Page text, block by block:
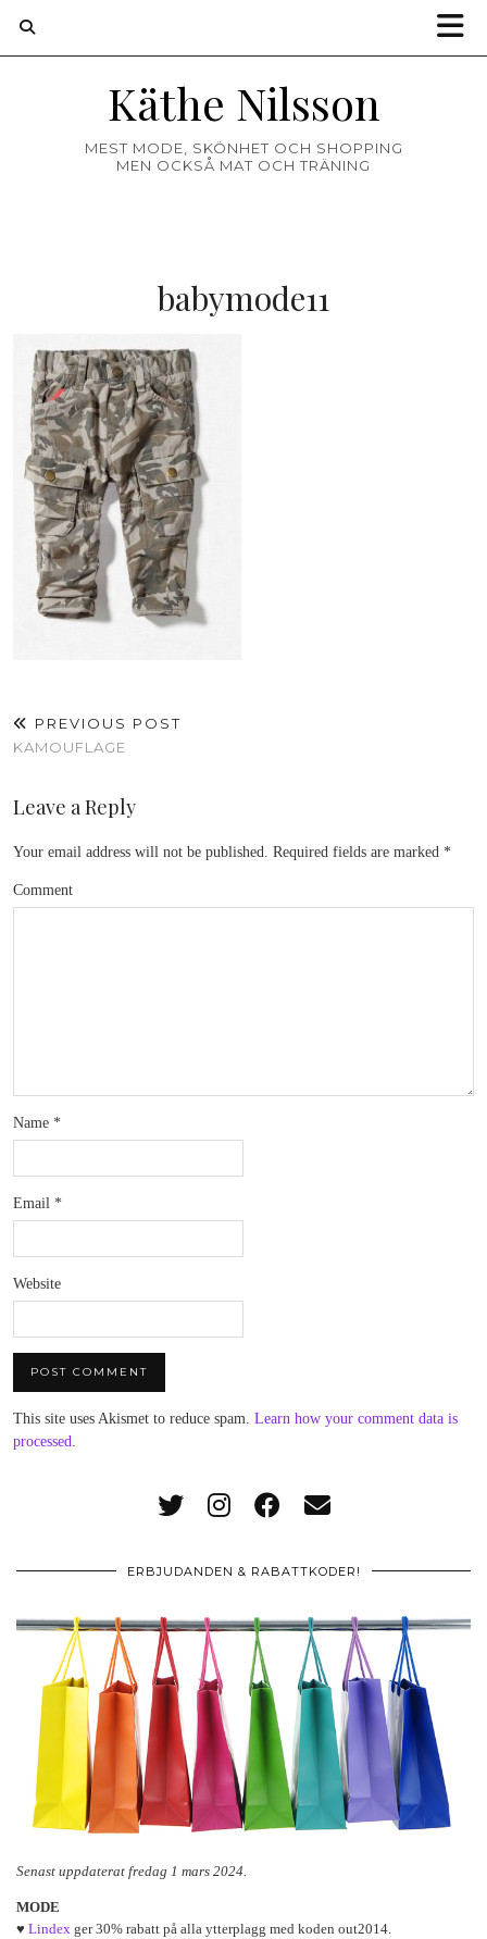
Käthe Nilsson
MEST MODE, SKÖNHET OCH SHOPPING
MEN OCKSÅ MAT OCH TRÄNING
babymode11
PREVIOUS POST
KAMOUFLAGE
Leave a Reply
Your email address will not be published. Required fields are marked *
Comment
Name *
Email *
Website
This site uses Akismet to reduce spam. Learn how your comment data is
processed.
ERBJUDANDEN & RABATTKODER!
Senast uppdaterat fredag 1 mars 2024.
MODE
♥ Lindex ger 30% rabatt på alla ytterplagg med koden out2014.